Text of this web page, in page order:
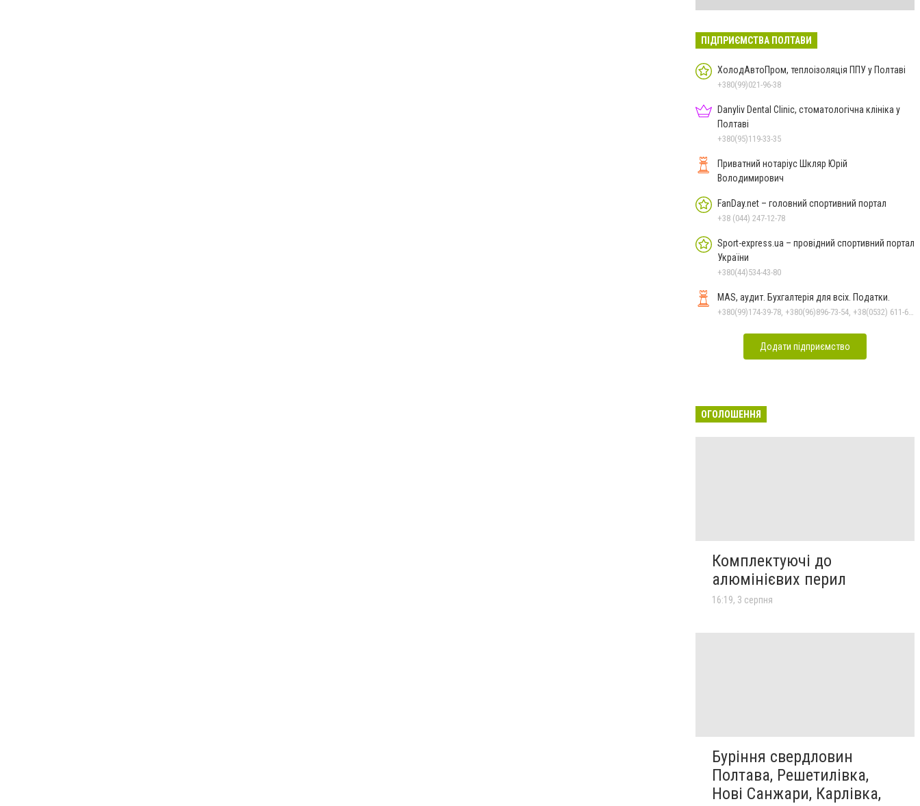
ПІДПРИЄМСТВА ПОЛТАВИ
ХолодАвтоПром, теплоізоляція ППУ у Полтаві
+380(99)021-96-38
Danyliv Dental Clinic, стоматологічна клініка у
Полтаві
+380(95)119-33-35
Приватний нотаріус Шкляр Юрій
Володимирович
FanDay.net – головний спортивний портал
+38 (044) 247-12-78
Sport-express.ua – провідний спортивний портал
України
+380(44)534-43-80
MAS, аудит. Бухгалтерія для всіх. Податки.
Додати підприємство
ОГОЛОШЕННЯ
Комплектуючі до
алюмінієвих перил
16:19, 3 серпня
Буріння свердловин
Полтава, Решетилівка,
Нові Санжари, Карлівка,